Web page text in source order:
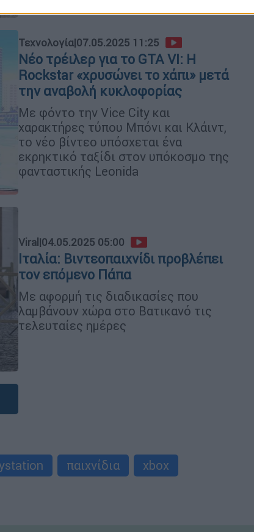
Τεχνολογία|07.05.2025 11:25
Νέο τρέιλερ για το GTA VI: H
Rockstar «χρυσώνει το χάπι» μετά
την αναβολή κυκλοφορίας
Με φόντο την Vice City και
χαρακτήρες τύπου Μπόνι και Κλάιντ,
το νέο βίντεο υπόσχεται ένα
εκρηκτικό ταξίδι στον υπόκοσμο της
φανταστικής Leonida
Viral|04.05.2025 05:00
Ιταλία: Βιντεοπαιχνίδι προβλέπει
τον επόμενο Πάπα
Με αφορμή τις διαδικασίες που
λαμβάνουν χώρα στο Βατικανό τις
τελευταίες ημέρες
παιχνίδια
xbox